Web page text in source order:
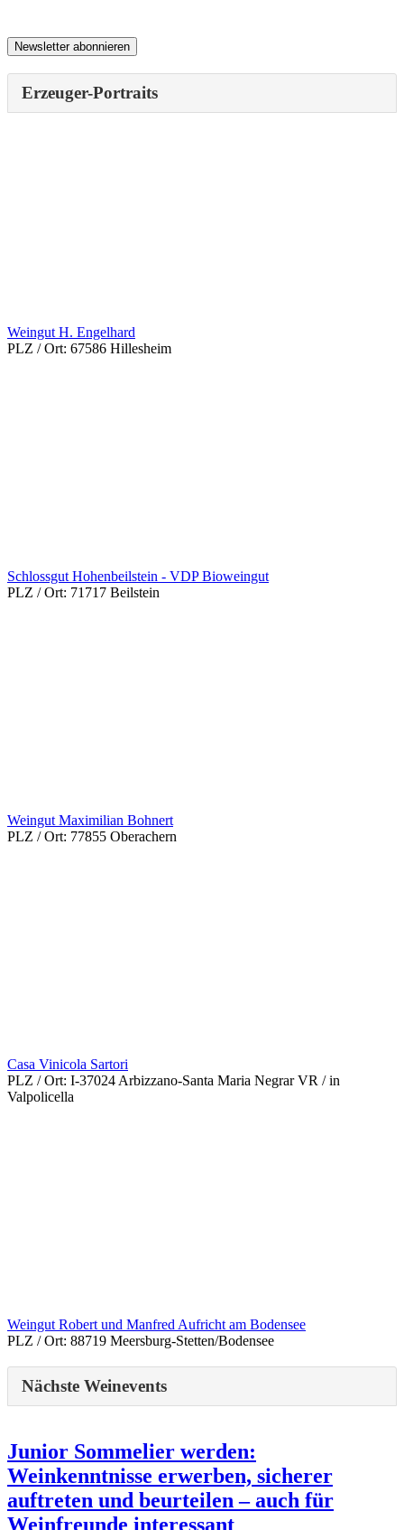
Erzeuger-Portraits
Weingut H. Engelhard
PLZ / Ort: 67586 Hillesheim
Schlossgut Hohenbeilstein - VDP Bioweingut
PLZ / Ort: 71717 Beilstein
Weingut Maximilian Bohnert
PLZ / Ort: 77855 Oberachern
Casa Vinicola Sartori
PLZ / Ort: I-37024 Arbizzano-Santa Maria Negrar VR / in
Valpolicella
Weingut Robert und Manfred Aufricht am Bodensee
PLZ / Ort: 88719 Meersburg-Stetten/Bodensee
Nächste Weinevents
Junior Sommelier werden:
Weinkenntnisse erwerben, sicherer
auftreten und beurteilen – auch für
Weinfreunde interessant